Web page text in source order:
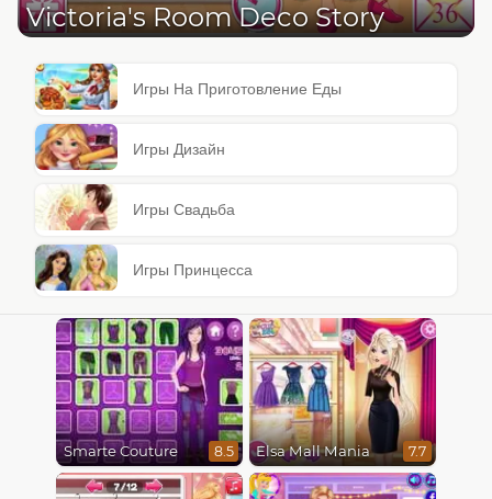
Victoria's Room Deco Story
Игры На Приготовление Еды
Игры Дизайн
Игры Свадьба
Игры Принцесса
Smarte Couture 8.5 Elsa Mall Mania 7.7